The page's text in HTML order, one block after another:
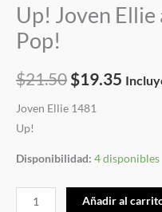
Up! Joven
Pop!
$21.50 $19.35
Joven Ellie 1481
Up!
Disponibilidad: 4 disponibles
Añadir al